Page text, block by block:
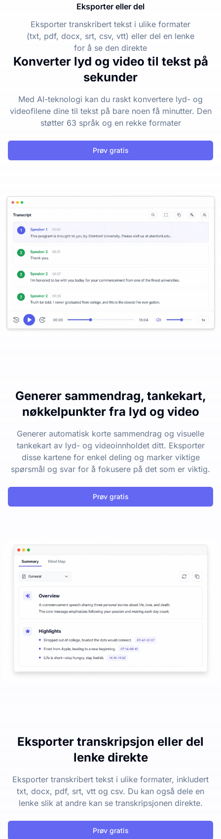
Eksporter eller del
Eksporter transkribert tekst i ulike formater
(txt, pdf, docx, srt, csv, vtt) eller del en lenke
for å se den direkte
Konverter lyd og video til tekst på
sekunder
Med AI-teknologi kan du raskt konvertere lyd- og
videofilene dine til tekst på bare noen få minutter. Den
støtter 63 språk og en rekke formater
Prøv gratis
Generer sammendrag, tankekart,
nøkkelpunkter fra lyd og video
Generer automatisk korte sammendrag og visuelle
tankekart av lyd- og videoinnholdet ditt. Eksporter
disse kartene for enkel deling og marker viktige
spørsmål og svar for å fokusere på det som er viktig.
Prøv gratis
Eksporter transkripsjon eller del
lenke direkte
Eksporter transkribert tekst i ulike formater, inkludert
txt, docx, pdf, srt, vtt og csv. Du kan også dele en
lenke slik at andre kan se transkripsjonen direkte.
Prøv gratis